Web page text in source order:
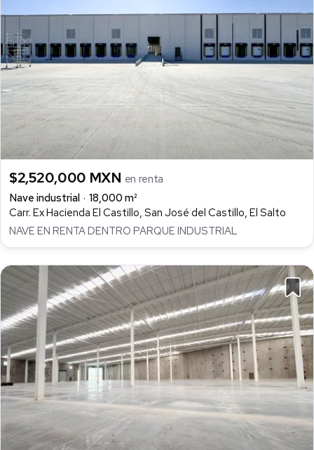
$2,520,000 MXN en renta
Nave industrial
18,000 m²
Carr. Ex Hacienda El Castillo, San José del Castillo, El Salto
NAVE EN RENTA DENTRO PARQUE INDUSTRIAL